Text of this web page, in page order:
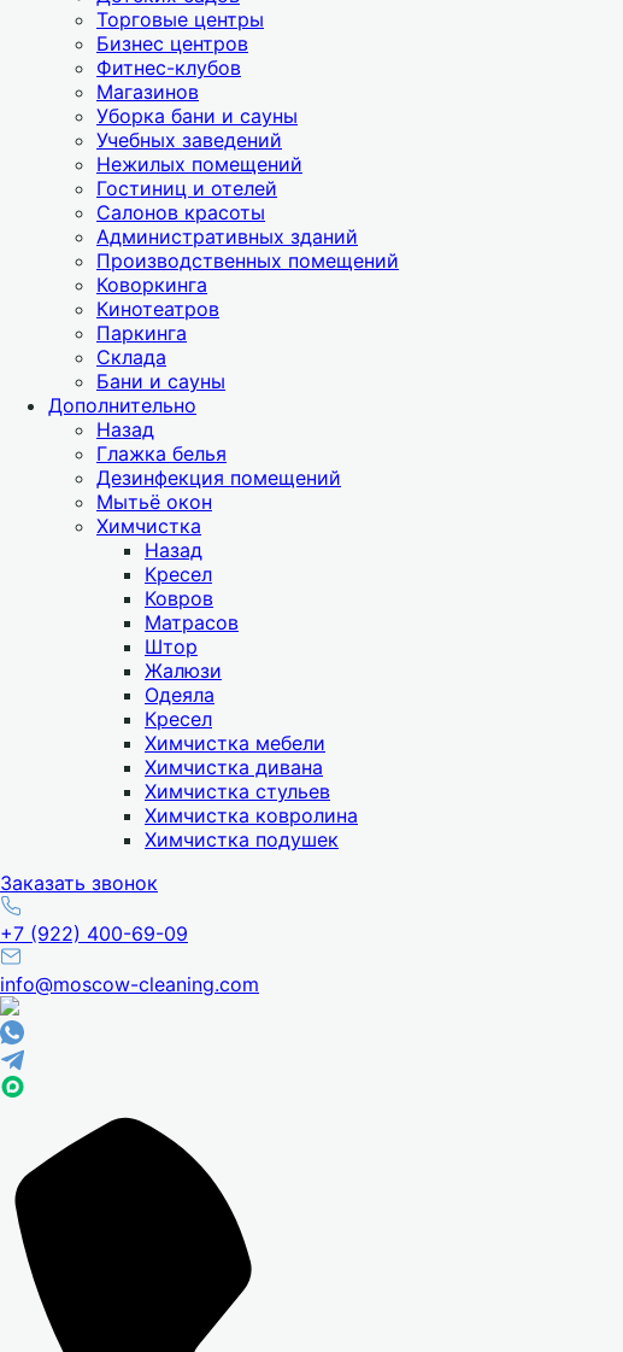
Торговые центры
Бизнес центров
Фитнес-клубов
Магазинов
Уборка бани и сауны
Учебных заведений
Нежилых помещений
Гостиниц и отелей
Салонов красоты
Административных зданий
Производственных помещений
Коворкинга
Кинотеатров
Паркинга
Склада
Бани и сауны
Дополнительно
Назад
Глажка белья
Дезинфекция помещений
Мытьё окон
Химчистка
Назад
Кресел
Ковров
Матрасов
Штор
Жалюзи
Одеяла
Кресел
Химчистка мебели
Химчистка дивана
Химчистка стульев
Химчистка ковролина
Химчистка подушек
Заказать звонок
+7 (922) 400-69-09
info@moscow-cleaning.com